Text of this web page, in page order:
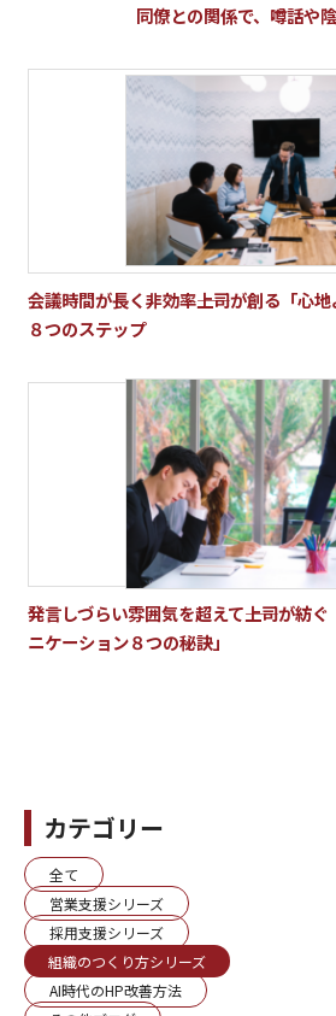
同僚との関係で、噂話や
会議時間が長く非効率――上司が創る「心
８つのステップ
発言しづらい雰囲気を超えて――上司が紡
ニケーション８つの秘訣」
カテゴリー
全て
営業支援シリーズ
採用支援シリーズ
組織のつくり方シリーズ
AI時代のHP改善方法